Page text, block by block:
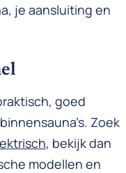
je aansluiting en
goed
Zoek
, bekijk dan
modellen en